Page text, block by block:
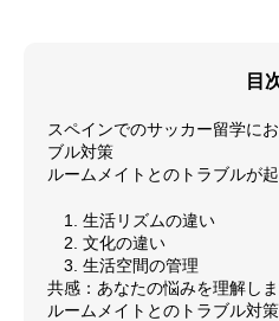
目
スペインでのサッカー留学に
ブル対策
ルームメイトとのトラブルが
1. 生活リズムの違い
2. 文化の違い
3. 生活空間の管理
共感：あなたの悩みを理解し
ルームメイトとのトラブル対策